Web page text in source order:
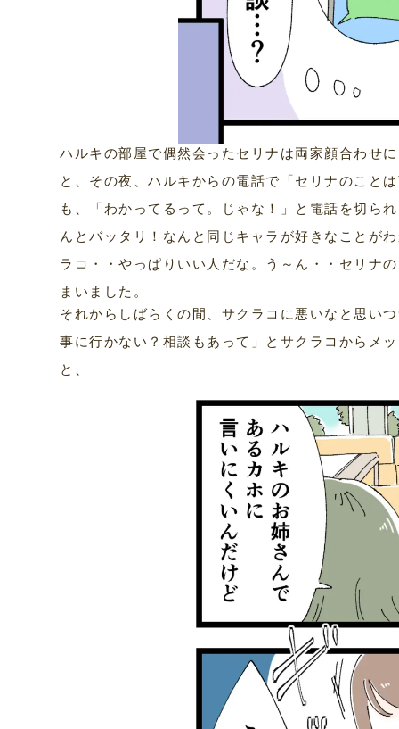
ハルキの部屋で偶然会ったセリナは両家顔合わせ
と、その夜、ハルキからの電話で「セリナのこと
も、「わかってるって。じゃな！」と電話を切ら
んとバッタリ！なんと同じキャラが好きなことが
ラコ・・やっぱりいい人だな。う～ん・・セリナ
まいました。
それからしばらくの間、サクラコに悪いなと思い
事に行かない？相談もあって」とサクラコからメ
と、